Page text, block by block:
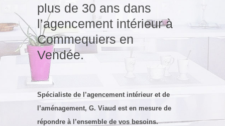
plus de 30 ans dans
l’agencement intérieur à
Commequiers en
Vendée.
Spécialiste de l’agencement intérieur et de
l’aménagement, G. Viaud est en mesure de
répondre à l’ensemble de vos besoins.